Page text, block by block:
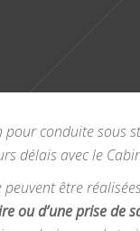
conduite sous
délais avec le
peuvent être
ou d’une prise de